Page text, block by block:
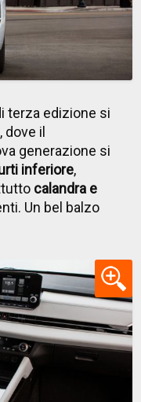
terza edizione si
, dove il
generazione si
inferiore,
calandra e
Un bel balzo